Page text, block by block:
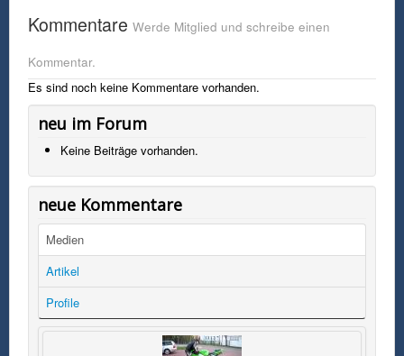
Kommentare Werde Mitglied und schreibe einen
Kommentar.
Es sind noch keine Kommentare vorhanden.
neu im Forum
Keine Beiträge vorhanden.
neue Kommentare
Medien
Artikel
Profile